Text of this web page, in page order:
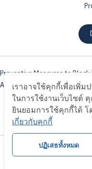
Preventive Measures to
Annual General Shareholders’
Map
เราอาจใช้คุกกี้เพื่อเพิ่
ในการใช้งานเว็บไซต์
ยินยอมการใช้คุกกี้ได้
เกี่ยวกับคุกกี้
ปฏิเสธทั้งหมด